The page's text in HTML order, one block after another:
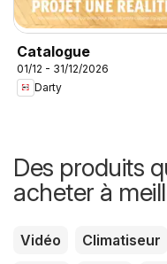
Catalogue
01/12 - 31/12/2026
Darty
Des produits
acheter à
Vidéo Climatiseur